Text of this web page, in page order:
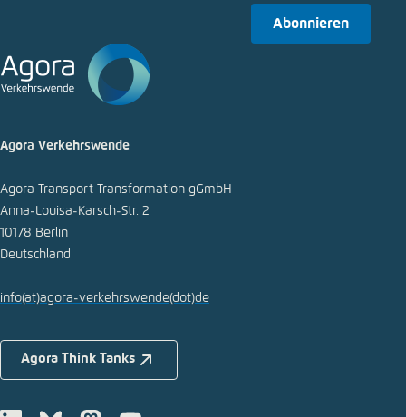
Abonnieren
Agora Verkehrswende
Agora Transport Transformation gGmbH
Anna-Louisa-Karsch-Str. 2
10178 Berlin
Deutschland
info(at)agora-verkehrswende(dot)de
Agora Think Tanks